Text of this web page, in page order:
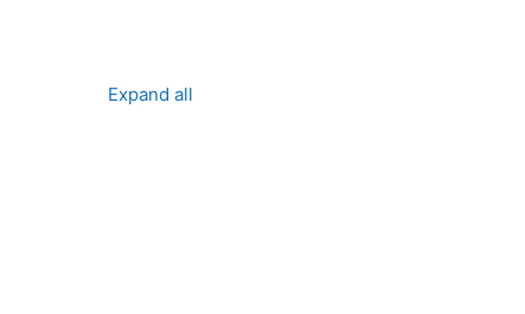
Expand all